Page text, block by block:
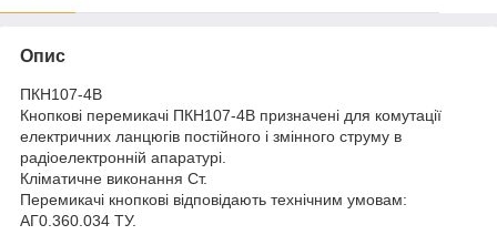
Опис
ПКН107-4В
Кнопкові перемикачі ПКН107-4В призначені для комутації
електричних ланцюгів постійного і змінного струму в
радіоелектронній апаратурі.
Кліматичне виконання Ст.
Перемикачі кнопкові відповідають технічним умовам:
АГ0.360.034 ТУ.